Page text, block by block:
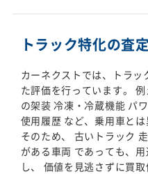
トラック特化の査
カーネクストでは、トラッ
た評価を行っています。
の架装 冷凍・冷蔵機能 パ
使用履歴 など、乗用車と
そのため、 古いトラック
がある車両 であっても、
し、 価値を見逃さずに買